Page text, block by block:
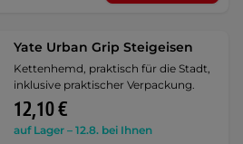
Yate Urban Grip Steigeisen
Kettenhemd, praktisch für die Stadt,
inklusive praktischer Verpackung.
12,10 €
auf Lager – 12.8. bei Ihnen